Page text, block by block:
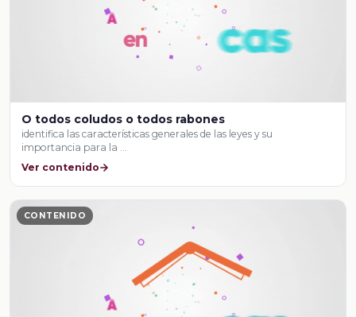
O todos coludos o todos rabones
identifica las características generales de las leyes y su
importancia para la …
Ver contenido
CONTENIDO